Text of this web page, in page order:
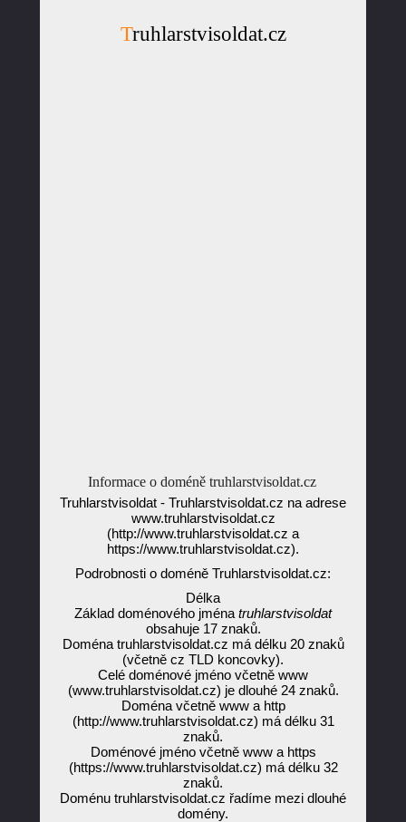
Truhlarstvisoldat.cz
Informace o doméně truhlarstvisoldat.cz
Truhlarstvisoldat - Truhlarstvisoldat.cz na adrese
www.truhlarstvisoldat.cz
(http://www.truhlarstvisoldat.cz a
https://www.truhlarstvisoldat.cz).
Podrobnosti o doméně Truhlarstvisoldat.cz:
Délka
Základ doménového jména truhlarstvisoldat
obsahuje 17 znaků.
Doména truhlarstvisoldat.cz má délku 20 znaků
(včetně cz TLD koncovky).
Celé doménové jméno včetně www
(www.truhlarstvisoldat.cz) je dlouhé 24 znaků.
Doména včetně www a http
(http://www.truhlarstvisoldat.cz) má délku 31
znaků.
Doménové jméno včetně www a https
(https://www.truhlarstvisoldat.cz) má délku 32
znaků.
Doménu truhlarstvisoldat.cz řadíme mezi dlouhé
domény.